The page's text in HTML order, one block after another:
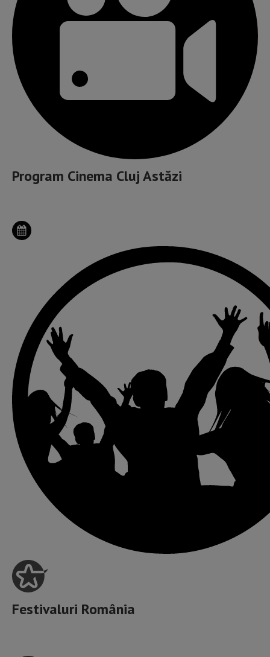
Program Cinema Cluj Astăzi
Festivaluri România